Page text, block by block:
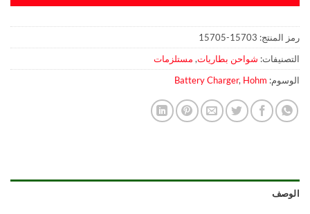
رمز المنتج: 15703-15705
التصنيفات: شواحن بطاريات, مستلزمات
الوسوم:
Battery Charger, Hohm
الوصف